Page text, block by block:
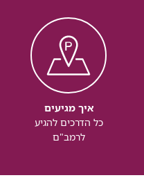
איך מגיעים
כל הדרכים להגיע
לרמב"ם